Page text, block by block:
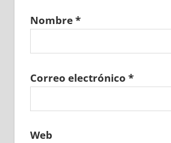
Nombre*
Correo electrónico *
Web